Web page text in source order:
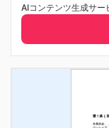
AIコンテンツ生成サー